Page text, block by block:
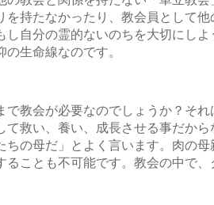
持たなかったり、教会員として
自分の霊的ないのちを大切にし
生命線なのです。
で教会が必要なのでしょうか？そ
救い、養い、成長させる事だか
の母だ」とよく言います。肉の
ことも不可能です。教会の中で